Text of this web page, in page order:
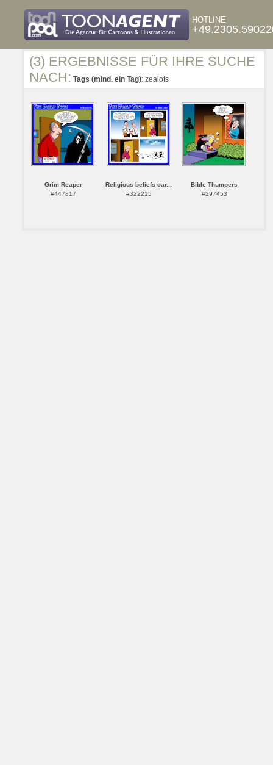
HOTLINE
(3) ERGEBNISSE FÜR IHRE SUCHE
NACH: Tags (mind. ein Tag): zealots
Grim Reaper
#447817
Religious beliefs car...
#322215
Bible Thumpers
#297453